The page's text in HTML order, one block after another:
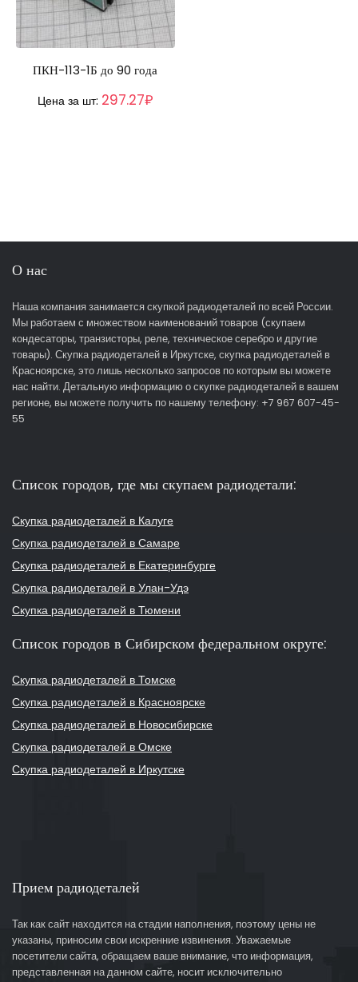
ПКН-113-1Б до 90 года
Цена за шт: 297.27₽
О нас
Наша компания занимается скупкой радиодеталей по всей России.
Мы работаем с множеством наименований товаров (скупаем
кондесаторы, транзисторы, реле, техническое серебро и другие
товары). Скупка радиодеталей в Иркутске, скупка радиодеталей в
Красноярске, это лишь несколько запросов по которым вы можете
нас найти. Детальную информацию о скупке радиодеталей в вашем
регионе, вы можете получить по нашему телефону: +7 967 607-45-
55
Список городов, где мы скупаем радиодетали:
Скупка радиодеталей в Калуге
Скупка радиодеталей в Самаре
Скупка радиодеталей в Екатеринбурге
Скупка радиодеталей в Улан-Удэ
Скупка радиодеталей в Тюмени
Список городов в Сибирском федеральном округе:
Скупка радиодеталей в Томске
Скупка радиодеталей в Красноярске
Скупка радиодеталей в Новосибирске
Скупка радиодеталей в Омске
Скупка радиодеталей в Иркутске
Прием радиодеталей
Так как сайт находится на стадии наполнения, поэтому цены не
указаны, приносим свои искренние извинения. Уважаемые
посетители сайта, обращаем ваше внимание, что информация,
представленная на данном сайте, носит исключительно